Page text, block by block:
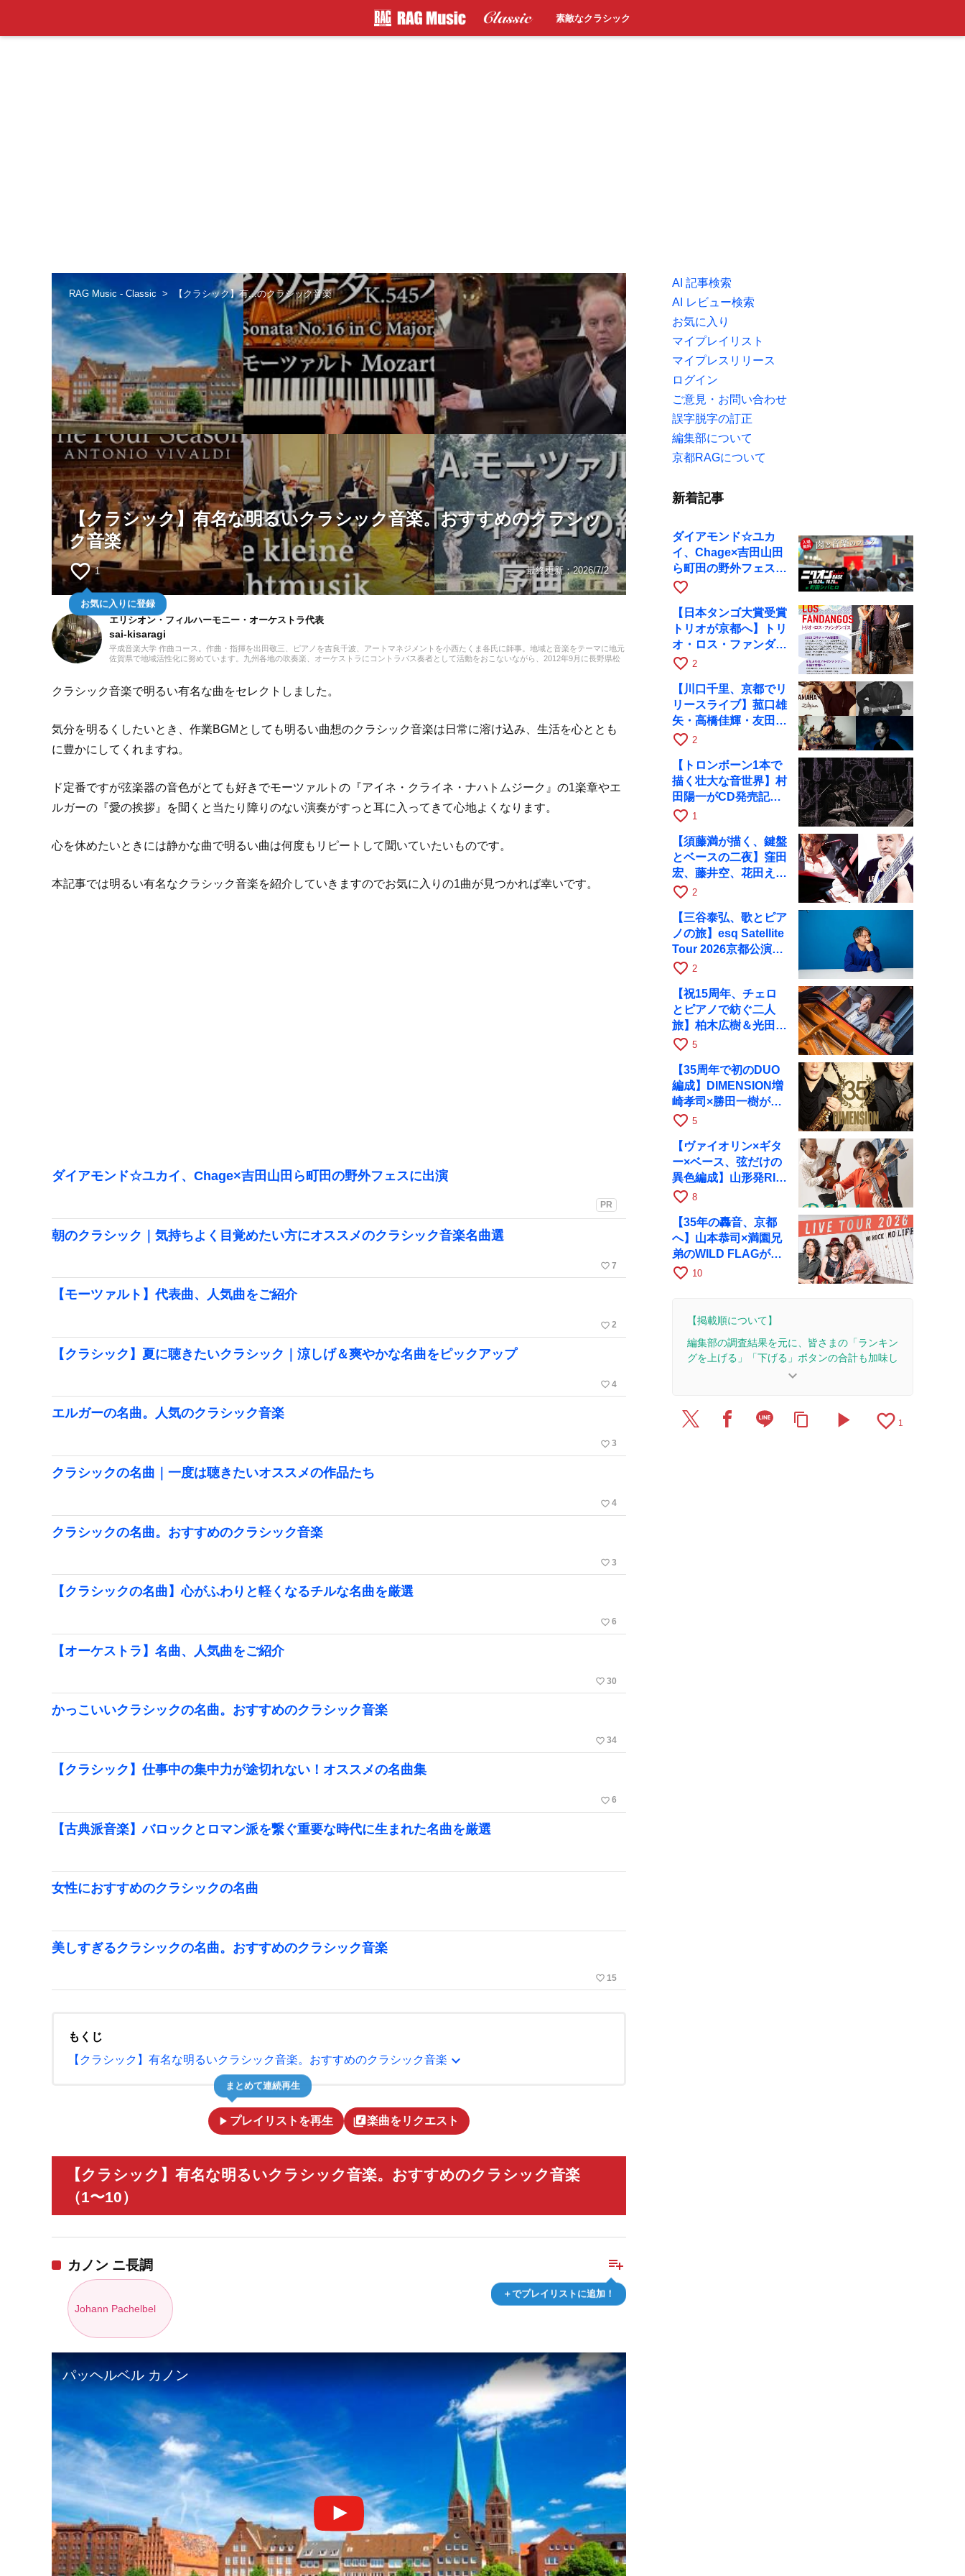
素敵なクラシック
RAG Music - Classic 【クラシック】有...のクラシック音楽
【クラシック】有名な明るいクラシック音楽。おすすめのクラシッ
ク音楽
favorite_border 1
お気に入りに登録
最終更新：2026/7/2
エリシオン・フィルハーモニー・オーケストラ代表
sai-kisaragi
平成音楽大学 作曲コース。作曲・指揮を出田敬三、ピアノを吉良千波、アートマネジメントを小西たくま各氏に師事。地域と音楽をテーマに地元
佐賀県で地域活性化に努めています。九州各地の吹奏楽、オーケストラにコントラバス奏者として活動をおこないながら、2012年9月に長野県松
ーム・アニメ演奏楽団「エリシオン・フィルハーモニー・オーケストラ」、「福岡ゲームミュージック吹奏楽団」運営代表、指揮・編曲、広報な
どを担当しています。
クラシック音楽で明るい有名な曲をセレクトしました。
気分を明るくしたいとき、作業BGMとしても明るい曲想のクラシック音楽は日常に溶け込み、生活を心ととも
に豊かにしてくれますね。
ド定番ですが弦楽器の音色がとても好きでモーツァルトの『アイネ・クライネ・ナハトムジーク』の1楽章やエ
ルガーの『愛の挨拶』を聞くと当たり障りのない演奏がすっと耳に入ってきて心地よくなります。
心を休めたいときには静かな曲で明るい曲は何度もリピートして聞いていたいものです。
本記事では明るい有名なクラシック音楽を紹介していきますのでお気に入りの1曲が見つかれば幸いです。
ダイアモンド☆ユカイ、Chage×吉田山田ら町田の野外フェスに出演
PR
朝のクラシック｜気持ちよく目覚めたい方にオススメのクラシック音楽名曲選
favorite_border 7
【モーツァルト】代表曲、人気曲をご紹介
favorite_border 2
【クラシック】夏に聴きたいクラシック｜涼しげ＆爽やかな名曲をピックアップ
favorite_border 4
エルガーの名曲。人気のクラシック音楽
favorite_border 3
クラシックの名曲｜一度は聴きたいオススメの作品たち
favorite_border 4
クラシックの名曲。おすすめのクラシック音楽
favorite_border 3
【クラシックの名曲】心がふわりと軽くなるチルな名曲を厳選
favorite_border 6
【オーケストラ】名曲、人気曲をご紹介
favorite_border 30
かっこいいクラシックの名曲。おすすめのクラシック音楽
favorite_border 34
【クラシック】仕事中の集中力が途切れない！オススメの名曲集
favorite_border 6
【古典派音楽】バロックとロマン派を繋ぐ重要な時代に生まれた名曲を厳選
女性におすすめのクラシックの名曲
美しすぎるクラシックの名曲。おすすめのクラシック音楽
favorite_border 15
もくじ
【クラシック】有名な明るいクラシック音楽。おすすめのクラシック音楽 expand_more
play_arrow プレイリストを再生
まとめて連続再生
library_music楽曲をリクエスト
【クラシック】有名な明るいクラシック音楽。おすすめのクラシック音楽
（1〜10）
playlist_add
＋でプレイリストに追加！
カノン ニ長調
Johann Pachelbel
パッヘルベル カノン
AI 記事検索
AI レビュー検索
お気に入り
マイプレイリスト
マイプレスリリース
ログイン
ご意見・お問い合わせ
誤字脱字の訂正
編集部について
京都RAGについて
新着記事
ダイアモンド☆ユカ
イ、Chage×吉田山田
ら町田の野外フェスに
出演
favorite_border
【日本タンゴ大賞受賞
トリオが京都へ】トリ
オ・ロス・ファンダン
ゴスが10月9日にRAG
favorite_border 2
【川口千里、京都でリ
リースライブ】菰口雄
矢・高橋佳輝・友田ジ
ュンと9月28日にRAG
favorite_border 2
【トロンボーン1本で
描く壮大な音世界】村
田陽一がCD発売記念
ツアーで9月4日に京
favorite_border 1
【須藤満が描く、鍵盤
とベースの二夜】窪田
宏、藤井空、花田えみ
と京都RAGで共演
favorite_border 2
【三谷泰弘、歌とピア
ノの旅】esq Satellite
Tour 2026京都公演を
10月に開催
favorite_border 2
【祝15周年、チェロ
とピアノで紡ぐ二人
旅】柏木広樹＆光田健
一が11月12日に京都
favorite_border 5
【35周年で初のDUO
編成】DIMENSION増
崎孝司×勝田一樹が10
月11日に京都RAGへ
favorite_border 5
【ヴァイオリン×ギタ
ー×ベース、弦だけの
異色編成】山形発RIM
が初全国ツアーで8月
favorite_border 8
【35年の轟音、京都
へ】山本恭司×満園兄
弟のWILD FLAGが8
月6日にRAGでライブ
favorite_border 10
【掲載順について】
編集部の調査結果を元に、皆さまの「ランキン
グを上げる」「下げる」ボタンの合計も加味し
2026/7/2：記事を公開しました。
keyboard_arrow_down
content_copy play_arrow favorite_border 1